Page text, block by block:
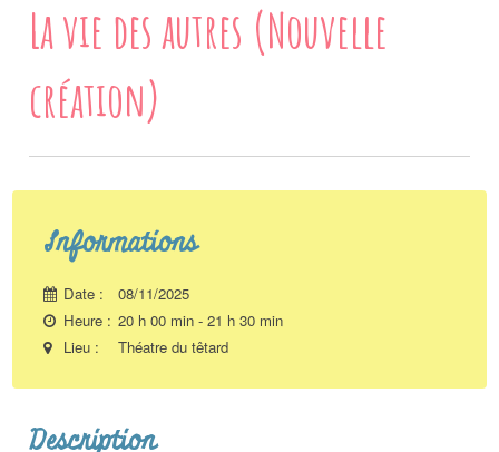
La vie des autres (Nouvelle
création)
Informations
Date :
08/11/2025
Heure : 20 h 00 min - 21 h 30 min
Lieu :
Théatre du têtard
Description